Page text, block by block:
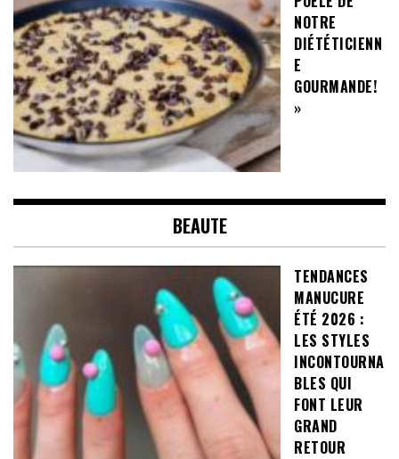
NOTRE
DIÉTÉTICIENN
E
GOURMANDE!
»
BEAUTE
TENDANCES
MANUCURE
ÉTÉ 2026 :
LES STYLES
INCONTOURNA
BLES QUI
FONT LEUR
GRAND
RETOUR